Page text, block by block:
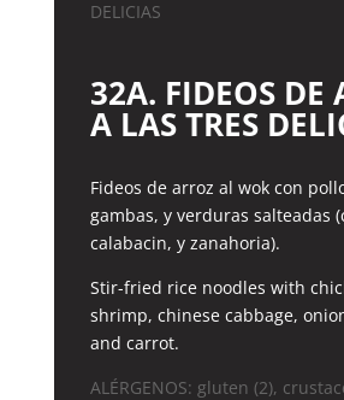
32A. FIDEOS DE
A LAS TRES
Fideos de arroz al wok con
gambas, y verduras salteadas
calabacin, y zanahoria).
Stir-fried rice noodles with
shrimp, chinese cabbage,
and carrot.
ALÉRGENOS: gluten (2),